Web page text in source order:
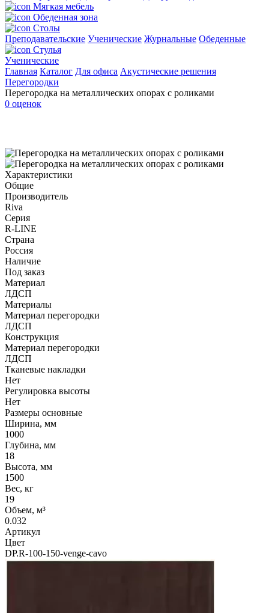
Мягкая мебель
Обеденная зона
Столы
Преподавательские Ученические Журнальные Обеденные
Стулья
Ученические
Главная Каталог Для офиса Акустические решения
Перегородки
Перегородка на металлических опорах с роликами
0 оценок
Характеристики
Общие
Производитель
Riva
Серия
R-LINE
Страна
Россия
Наличие
Под заказ
Материал
ЛДСП
Материалы
Материал перегородки
ЛДСП
Конструкция
Материал перегородки
ЛДСП
Тканевые накладки
Нет
Регулировка высоты
Нет
Размеры основные
Ширина, мм
1000
Глубина, мм
18
Высота, мм
1500
Вес, кг
19
Объем, м³
0.032
Артикул
Цвет
DP.R-100-150-venge-cavo